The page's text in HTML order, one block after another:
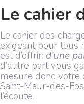
Le cahier
Le cahier des
exigeant pour tous
est d’offrir: d’une
d’autre part vous
mesure donc votre
Saint-Maur-des-
l’écoute.